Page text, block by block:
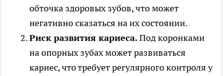
обточка здоровых зубов, что может
негативно сказаться на их состоянии.
Риск развития кариеса.Под коронками
на опорных зубах может развиваться
кариес, что требует регулярного контроля у